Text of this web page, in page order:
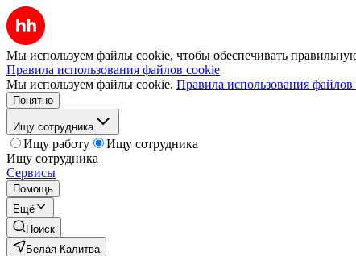
Мы используем файлы cookie, чтобы обеспечивать
Правила использования файлов cookie
Мы используем файлы cookie. Правила использования файлов
Понятно
Ищу сотрудника
Ищу работу
Ищу сотрудника
Ищу сотрудника
Сервисы
Помощь
Ещё
Поиск
Белая Калитва